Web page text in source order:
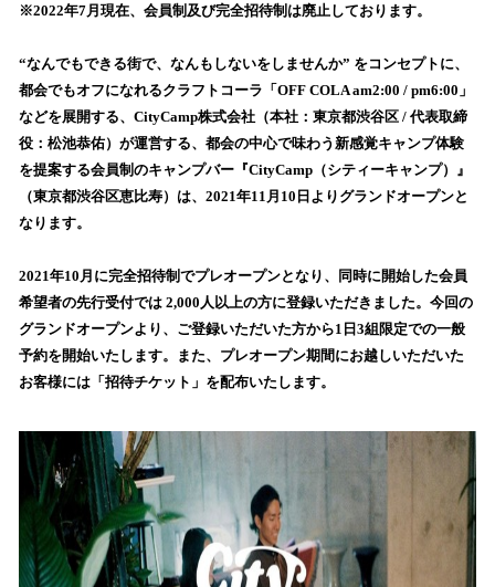
！
を
読
込
み
中
で
す
※2022年7月現在、会員制及び完全招待制は廃止しております。
“なんでもできる街で、なんもしないをしませんか” をコンセプトに、
都会でもオフになれるクラフトコーラ「OFF COLA am2:00 / pm6:00」
などを展開する、CityCamp株式会社（本社：東京都渋谷区 / 代表取締
役：松池恭佑）が運営する、都会の中心で味わう新感覚キャンプ体験
を提案する会員制のキャンプバー『CityCamp（シティーキャンプ）』
（東京都渋谷区恵比寿）は、2021年11月10日よりグランドオープンと
なります。
2021年10月に完全招待制でプレオープンとなり、同時に開始した会員
希望者の先行受付では 2,000人以上の方に登録いただきました。今回の
グランドオープンより、ご登録いただいた方から1日3組限定での一般
予約を開始いたします。また、プレオープン期間にお越しいただいた
お客様には「招待チケット」を配布いたします。